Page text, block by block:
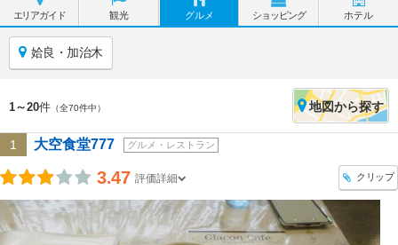
エリアガイド 観光 グルメ ショッピング ホテル
姶良・加治木
1～20件 （全70件中） 地図から探す
1 大空食堂777 グルメ・レストラン
3.47 評価詳細 クリップ